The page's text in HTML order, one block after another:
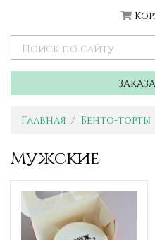
Главная Бенто-торты
Мужские